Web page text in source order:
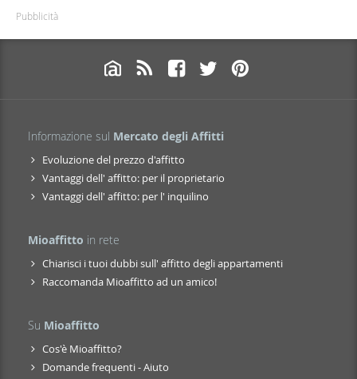
Pubblicità
Informazione sul Mercato degli Affitti
Evoluzione del prezzo d'affitto
Vantaggi dell' affitto: per il proprietario
Vantaggi dell' affitto: per l' inquilino
Mioaffitto in rete
Chiarisci i tuoi dubbi sull' affitto degli appartamenti
Raccomanda Mioaffitto ad un amico!
Su Mioaffitto
Cos'è Mioaffitto?
Domande frequenti - Aiuto